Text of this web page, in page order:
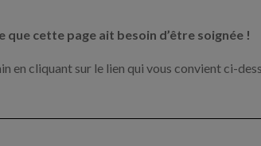
que cette page ait besoin d’être soignée !
en cliquant sur le lien qui vous convient ci-